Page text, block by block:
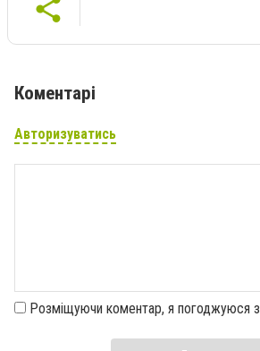
Коментарі
Авторизуватись
Розміщуючи коментар, я погоджуюся з